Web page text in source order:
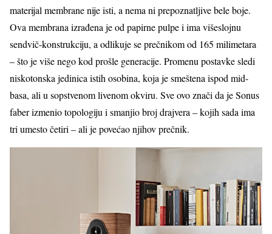
materijal membrane nije isti, a nema ni prepoznatljive bele boje.
Ova membrana izrađena je od papirne pulpe i ima višeslojnu
sendvič-konstrukciju, a odlikuje se prečnikom od 165 milimetara
– što je više nego kod prošle generacije. Promenu postavke sledi
niskotonska jedinica istih osobina, koja je smeštena ispod mid-
basa, ali u sopstvenom livenom okviru. Sve ovo znači da je Sonus
faber izmenio topologiju i smanjio broj drajvera – kojih sada ima
tri umesto četiri – ali je povećao njihov prečnik.